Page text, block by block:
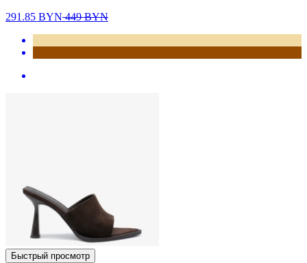
291.85 BYN449BYN
Быстрый просмотр